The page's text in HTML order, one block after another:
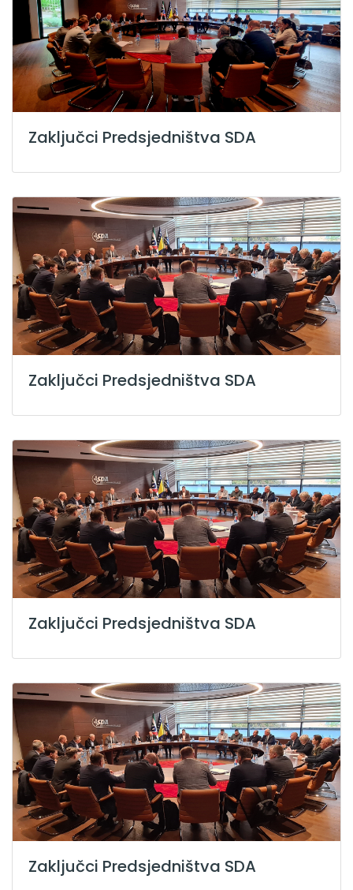
Zaključci Predsjedništva SDA
Zaključci Predsjedništva SDA
Zaključci Predsjedništva SDA
Zaključci Predsjedništva SDA